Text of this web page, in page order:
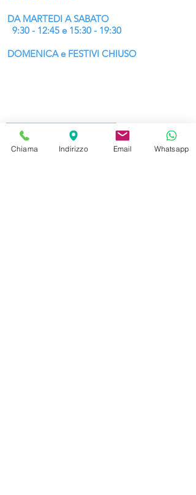
DA MARTEDI A SABATO
9:30 - 12:45 e 15:30 - 19:30
DOMENICA e FESTIVI CHIUSO
INDIRIZZO e CONTATTI
Piazza Marconi 1,
Chiama Indirizzo Email Whatsapp